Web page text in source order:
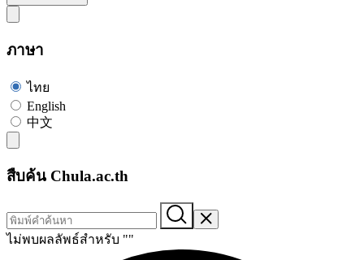
ภาษา
ไทย
English
中文
สืบค้น Chula.ac.th
ไม่พบผลลัพธ์สำหรับ ""